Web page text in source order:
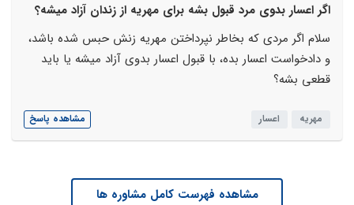
اگر اعسار بدوی مرد قبول بشه برای مهریه از زندان آزاد میشه؟
سلام اگر مردی که بخاطر نپرداختن مهریه زنش حبس شده باشد،
و دادخواست اعسار بده، با قبول اعسار بدوی آزاد میشه یا باید
قطعی بشه؟
مهریه اعسار مشاهده پاسخ
مشاهده فهرست کامل مشاوره ها